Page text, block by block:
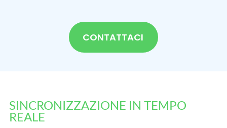
CONTATTACI
SINCRONIZZAZIONE IN TEMPO
REALE